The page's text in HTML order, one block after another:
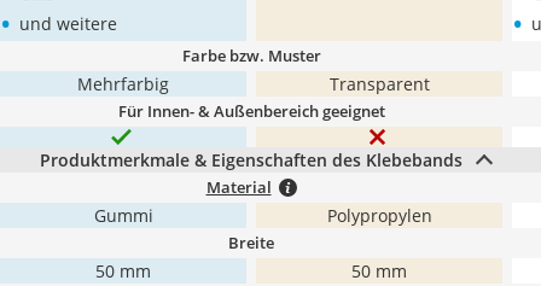
• und weitere •
Farbe bzw. Muster
Mehrfarbig Transparent
Für Innen- & Außenbereich geeignet
Produktmerkmale & Eigenschaften des Klebebands
Material
Gummi Polypropylen
Breite
50 mm 50 mm